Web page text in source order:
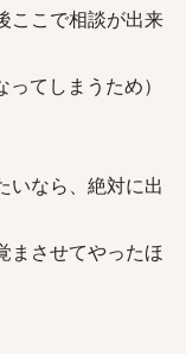
ここで相談が出来
てしまうため）
いなら、絶対に出
まさせてやったほ